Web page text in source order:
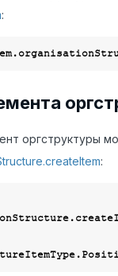
:
оргструктуры
: